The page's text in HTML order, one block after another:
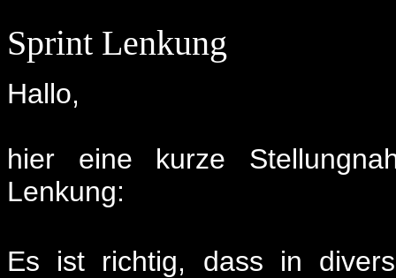
Sprint Lenkung
Hallo,
hier eine kurze
Lenkung:
Es ist richtig, dass in